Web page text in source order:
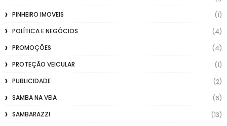
PINHEIRO IMOVEIS
(1)
POLÍTICA E NEGÓCIOS
(4)
PROMOÇÕES
(4)
PROTEÇÃO VEICULAR
(1)
PUBLICIDADE
(2)
SAMBA NA VEIA
(6)
SAMBARAZZI
(13)